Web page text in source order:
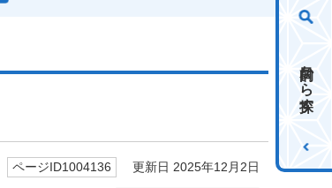
目的から探す
ページID1004136 更新日 2025年12月2日